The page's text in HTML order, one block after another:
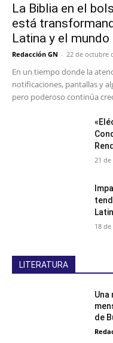
La Biblia en el
está
Latina y el mundo
Redacción GN - 22 de octubre
En un tiempo donde la
notificaciones, pantallas y
pero poderoso continúa
21
18
LITERATURA
Una
de